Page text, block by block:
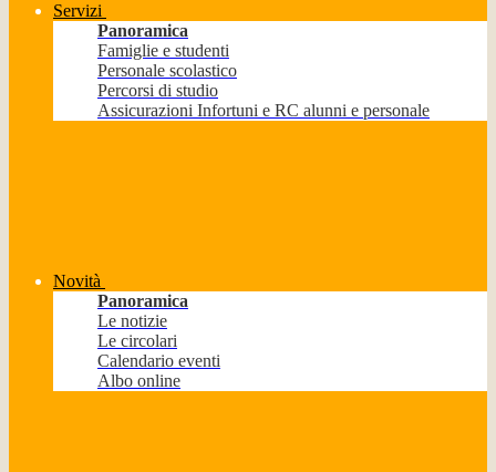
Servizi
Panoramica
Famiglie e studenti
Personale scolastico
Percorsi di studio
Assicurazioni Infortuni e RC alunni e personale
Novità
Panoramica
Le notizie
Le circolari
Calendario eventi
Albo online